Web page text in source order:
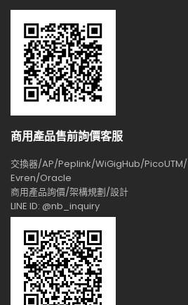
商用產品售前詢價客服
交換器/AP/Peplink/WiGigHub/PicoUTM/
Evren/Oracle
商用產品詢價/架構規劃/設計
LINE ID: @nb_inquiry